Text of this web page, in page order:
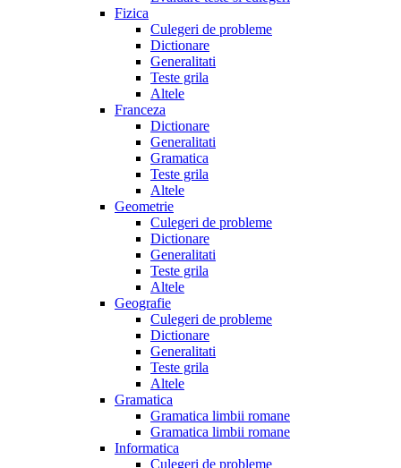
Fizica
Culegeri de probleme
Dictionare
Generalitati
Teste grila
Altele
Franceza
Dictionare
Generalitati
Gramatica
Teste grila
Altele
Geometrie
Culegeri de probleme
Dictionare
Generalitati
Teste grila
Altele
Geografie
Culegeri de probleme
Dictionare
Generalitati
Teste grila
Altele
Gramatica
Gramatica limbii romane
Gramatica limbii romane
Informatica
Culegeri de probleme